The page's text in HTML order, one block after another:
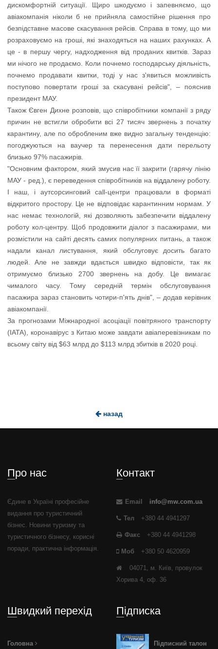
дискомфортній ситуації. Щиро шкодуємо і запевняємо, що
авіакомпанія ніколи б не прийняла самостійне рішення про
безпідставне масове скасування рейсів. Справа в тому, що ми
розраховуємо на гроші, які знаходяться на наших рахунках. А
це - в першу чергу, надходження від проданих квитків. Зараз
ми нічого не продаємо. Коли почнемо господарську діяльність,
почнемо продавати квитки, тоді у нас з'явиться можливість
поступово повертати гроші за скасувані рейсів", – пояснив
президент МАУ.
Також Євген Дихне розповів, що співробітники компанії з ряду
причин не встигли обробити всі 27 тисяч звернень з початку
карантину, але по обробленим вже видно загальну тенденцію:
погоджуються на ваучер та перенесення дати перельоту
близько 97% пасажирів.
"Основним фактором, який змусив нас її закрити (гарячу лінію
МАУ - ред.), є переведення співробітників на віддалену роботу.
І наш, і аутсорсинговий call-центри працювали в форматі
відкритого простору. Це не відповідає карантинним нормам. У
нас немає технологій, які дозволяють забезпечити віддалену
роботу кол-центру. Щоб продовжити діалог з пасажирами, ми
розмістили на сайті десять самих популярних питань, а також
надали канал листування, який обслуговує досить багато
людей. Але не завжди вдається швидко відповісти, так як
отримуємо близько 2700 звернень на добу. Це вимагає
чималого часу. Тому середній термін обслуговування
пасажира зараз становить чотири-п'ять днів", – додав керівник
авіакомпанії.
За прогнозами Міжнародної асоціації повітряного транспорту
(IATA), коронавірус з Китаю може завдати авіаперевізникам по
всьому світу від $63 млрд до $113 млрд збитків в 2020 році.
назад
Про нас
Єдине в Україні професійне
видання про туристичний
бізнес. Новини туризму та
туристичного бізнесу, корисні
поради, практична інформація.
Контакт
Email info@mw.com.ua
Тел +380 44 4941297
Факс +380 44 4941298
Моб +380 50 4620959
04071, м. Київ, провулок
Хорива 4, оф. 36
Швидкий перехід
Головна
Підписка
Підписний талон